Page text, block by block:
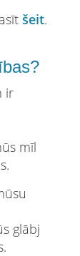
šeit.
ir
mīl
glābj